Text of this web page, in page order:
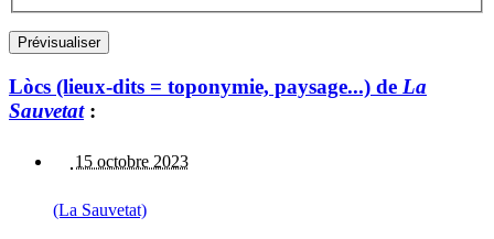
Lòcs (lieux-dits = toponymie, paysage...) de La
Sauvetat:
15 octobre 2023
(La Sauvetat)